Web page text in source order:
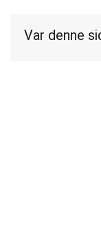
Var denne